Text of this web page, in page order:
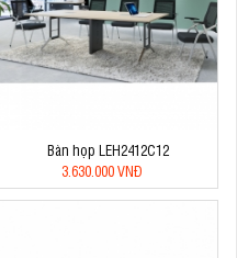
Bàn họp LEH2412C12
3.630.000 VNĐ